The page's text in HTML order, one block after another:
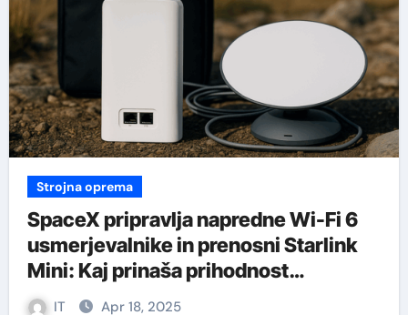
Strojna oprema
SpaceX pripravlja napredne Wi-Fi 6
usmerjevalnike in prenosni Starlink
Mini: Kaj prinaša prihodnost
satelitskega interneta?
IT Apr 18, 2025